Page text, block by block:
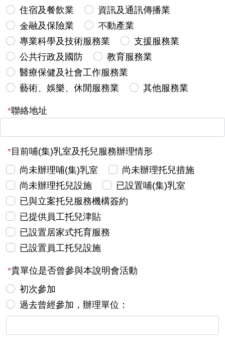
住宿及餐飲業
資訊及通訊傳播業
金融及保險業
不動產業
專業科學及技術服務業
支援服務業
公共行政及國防
教育服務業
醫療保健及社會工作服務業
藝術、娛樂、休閒服務業
其他服務業
*聯絡地址
*目前哺(集)乳室及托兒服務辦理情形
尚未辦理哺(集)乳室
尚未辦理托兒措施
尚未辦理托兒設施
已設置哺(集)乳室
已與立案托兒服務機構簽約
已提供員工托兒津貼
已設置居家式托育服務
已設置員工托兒設施
*貴單位是否曾參與本說明會活動
初次參加
過去曾經參加，辦理單位：